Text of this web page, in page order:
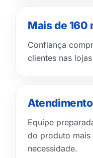
Mais de 160
Confiança
clientes nas
Equipe
do produto mais
necessidade.